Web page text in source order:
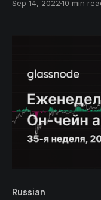
что более 11,8%
оценить риск
возможность
Sep 14, 202210 min
Russian